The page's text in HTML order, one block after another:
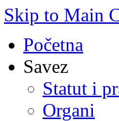
Skip to Main
Početna
Savez
Statut i
Organi